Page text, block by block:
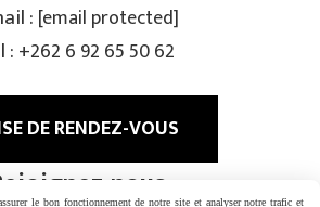
: [email protected]
:+262 6 92 65 50 62
DE RENDEZ-VOUS
nous
le bon fonctionnement de notre site et analyser notre trafic et